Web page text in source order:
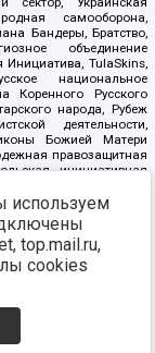
самооборона,
Бандеры, Братство,
объединение
TulaSkins,
национальное
Коренного Русского
народа, Рубеж
деятельности,
Божией Матери
правозащитная
инициативная
республика Русь,
W.H.С., Фалунь
Новокузнецк/РПК,
Фонд защиты прав
округа г.
7822/
используем
top.mail.ru,
cookies